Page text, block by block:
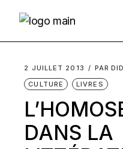
2 JUILLET 2013 PAR
CULTURE
LIVRES
DANS LA